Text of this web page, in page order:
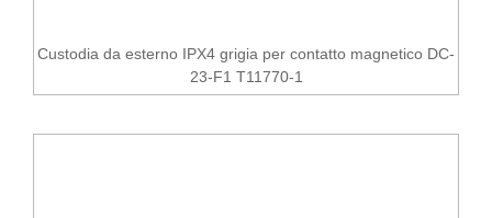
Custodia da esterno IPX4 grigia per contatto magnetico DC-
23-F1 T11770-1